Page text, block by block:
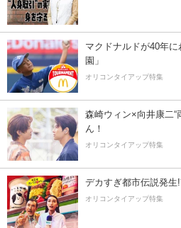
マクドナルドが40年
園」
オリコンタイアップ特集
森崎ウィン×向井康二“
ん！
オリコンタイアップ特集
デカすぎ都市伝説発
オリコンタイアップ特集